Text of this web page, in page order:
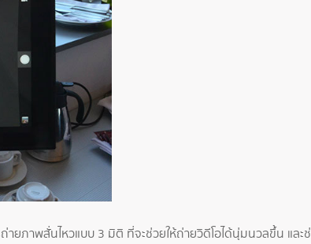
ยภาพสั่นไหวแบบ 3 มิติ ที่จะช่วยให้ถ่ายวิดีโอได้นุ่มนวลขึ้น แล